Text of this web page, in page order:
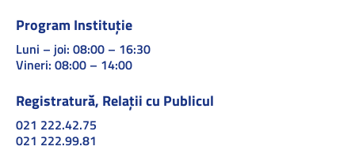
Program Instituție
Luni – joi: 08:00 – 16:30
Vineri: 08:00 – 14:00
Registratură, Relații cu Publicul
021 222.42.75
021 222.99.81